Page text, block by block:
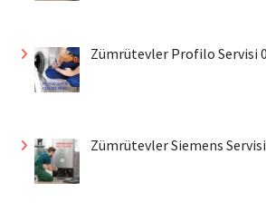
Zümrütevler Profilo Servisi
Zümrütevler Siemens Servisi